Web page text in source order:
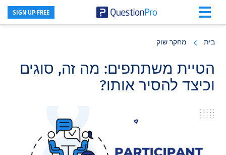
SIGN UP FREE
בית מחקר שוק
הטיית משתתפים: מה זה, סוגים
וכיצד להסיר אותו?